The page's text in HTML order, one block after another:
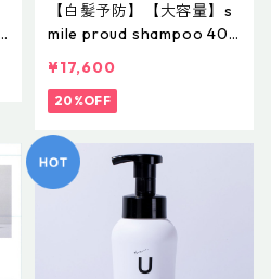
【白髪予防】【大容量】s
mile proud shampoo 400
４世代】【ヘマチン＆カタ
ラーゼで活性酸素を除去】
¥17,600
20%OFF